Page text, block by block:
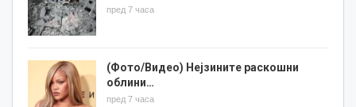
пред 7 часа
(Фото/Видео) Нејзините раскошни
облини…
пред 7 часа